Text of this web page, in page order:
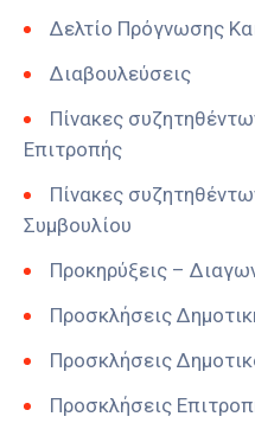
Δελτίο Πρόγνωσης
Διαβουλεύσεις
Πίνακες
Επιτροπής
Πίνακες
Συμβουλίου
Προκηρύξεις –
Προσκλήσεις
Προσκλήσεις
Προσκλήσεις